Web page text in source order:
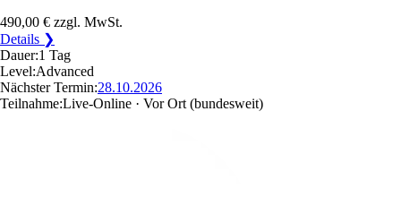
490,00 € zzgl. MwSt.
Details ❯
Dauer:1 Tag
Level:Advanced
Nächster Termin:28.10.2026
Teilnahme:Live-Online · Vor Ort (bundesweit)